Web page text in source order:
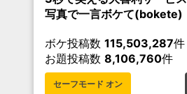
写真で一言ボケて(bokete)
ボケ投稿数 115,503,287件
お題投稿数 8,106,760件
セーフモード オン